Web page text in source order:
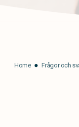
Home Frågor och